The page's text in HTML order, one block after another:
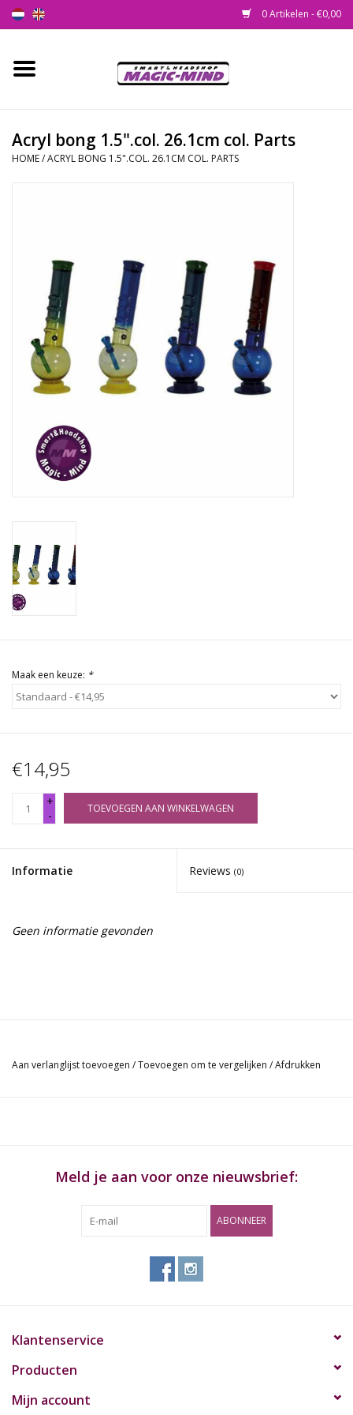
0 Artikelen - €0,00
Home
Smartshop
Health Supplies
Psychedelic
Rituals & Wierook
Acryl bong 1.5".col. 26.1cm col. Parts
HOME/ACRYL BONG 1.5".COL. 26.1CM COL. PARTS
Maak een keuze: *
€14,95
+
-
TOEVOEGEN AAN WINKELWAGEN
Informatie Reviews (0)
Geen informatie gevonden
Aan verlanglijst toevoegen /Toevoegen om te vergelijken /Afdrukken
Meld je aan voor onze nieuwsbrief:
ABONNEER
Klantenservice
Producten
Mijn account